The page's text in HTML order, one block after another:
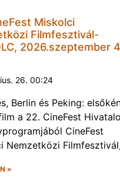
Miskolci
Filmfesztivál-
2026.szeptember
26. 00:24
Berlin és Peking:
a 22. CineFest
CineFest
Nemzetközi
»